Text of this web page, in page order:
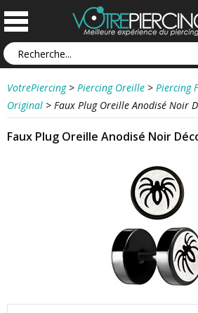
VotrePiercing > Piercing Oreille > Piercing
Original > Faux Plug Oreille Anodisé Noir
Faux Plug Oreille Anodisé Noir